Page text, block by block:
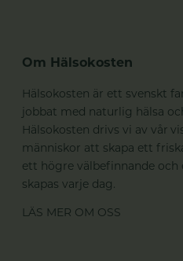
Om Hälsokosten
Hälsokosten är ett svenskt
jobbat med naturlig hälsa
Hälsokosten drivs vi av vår
människor att skapa ett
ett högre välbefinnande och
skapas varje dag.
LÄS MER OM OSS